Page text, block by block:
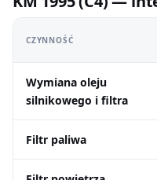
CZYNNOŚĆ
Wymiana oleju
silnikowego i filtra
Filtr paliwa